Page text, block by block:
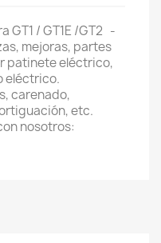
GT1 / GT1E /GT2 -
mejoras, partes
patinete eléctrico,
eléctrico.
carenado,
etc.
nosotros: